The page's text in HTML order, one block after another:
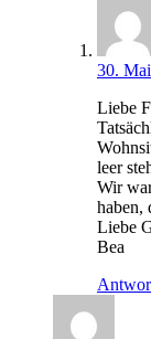
30.
Liebe
leer
Wir
haben,
Liebe
Bea